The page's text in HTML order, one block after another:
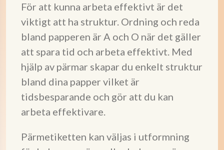
För att kunna arbeta effektivt är det
viktigt att ha struktur. Ordning och reda
bland papperen är A och O när det gäller
att spara tid och arbeta effektivt. Med
hjälp av pärmar skapar du enkelt struktur
bland dina papper vilket är
tidsbesparande och gör att du kan
arbeta effektivare.
Pärmetiketten kan väljas i utformning